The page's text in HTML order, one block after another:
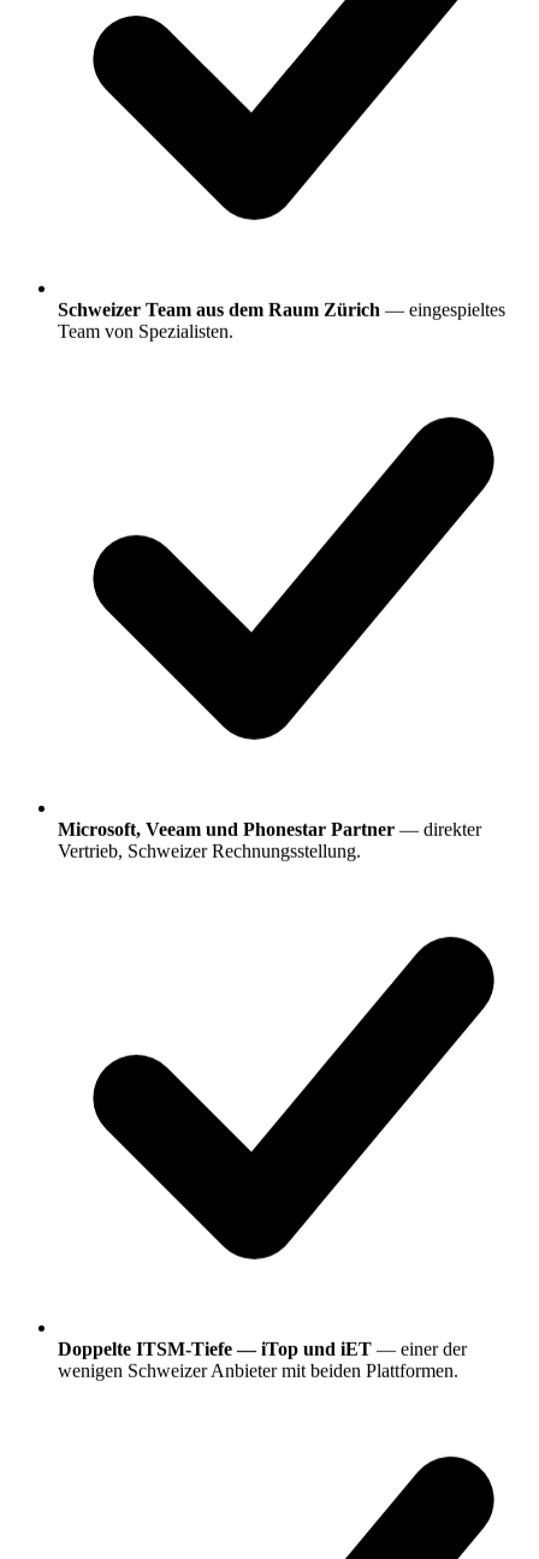
Schweizer Team aus dem Raum Zürich — eingespieltes
Team von Spezialisten.
Microsoft, Veeam und Phonestar Partner — direkter
Vertrieb, Schweizer Rechnungsstellung.
Doppelte ITSM-Tiefe — iTop und iET — einer der
wenigen Schweizer Anbieter mit beiden Plattformen.